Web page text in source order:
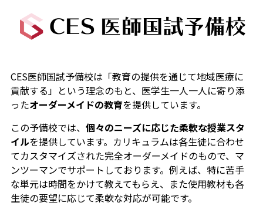
CES医師国試予備校は「教育の提供を通じて地域医療に
貢献する」という理念のもと、医学生一人一人に寄り添
ったオーダーメイドの教育を提供しています。
この予備校では、 個々のニーズに応じた柔軟な授業スタ
イルを提供しています。カリキュラムは各生徒に合わせ
てカスタマイズされた完全オーダーメイドのもので、マ
ンツーマンでサポートしております。例えば、特に苦手
な単元は時間をかけて教えてもらえ、また使用教材も各
生徒の要望に応じて柔軟な対応が可能です。